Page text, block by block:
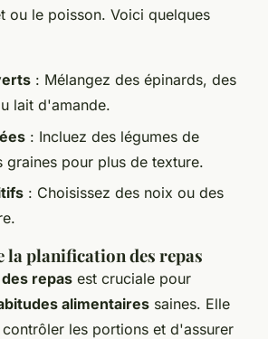
ou le poisson. Voici quelques
: Mélangez des épinards, des
lait d'amande.
: Incluez des légumes de
graines pour plus de texture.
: Choisissez des noix ou des
la planification des repas
repas est cruciale pour
alimentaires saines. Elle
les portions et d'assurer